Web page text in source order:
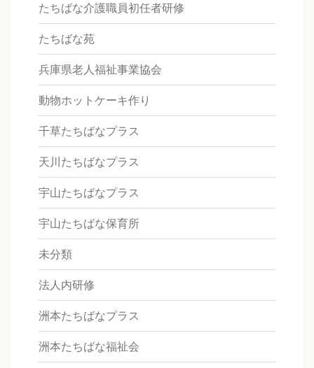
たちばな介護職員初任者研修
たちばな苑
兵庫県老人福祉事業協会
動物ホットケーキ作り
千草たちばなプラス
天川たちばなプラス
宇山たちばなプラス
宇山たちばな保育所
未分類
法人内研修
洲本たちばなプラス
洲本たちばな福祉会